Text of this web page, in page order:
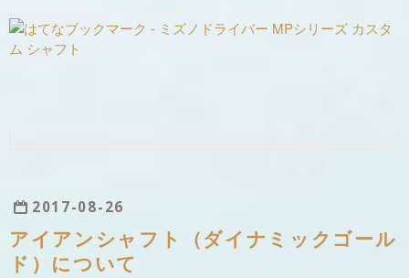
2017-08- 26
アイアンシャフト（ダイナミックゴール
ド）について